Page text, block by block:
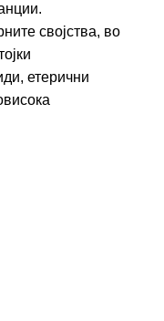
својства, во
етерични